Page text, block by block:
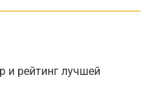
и рейтинг лучшей